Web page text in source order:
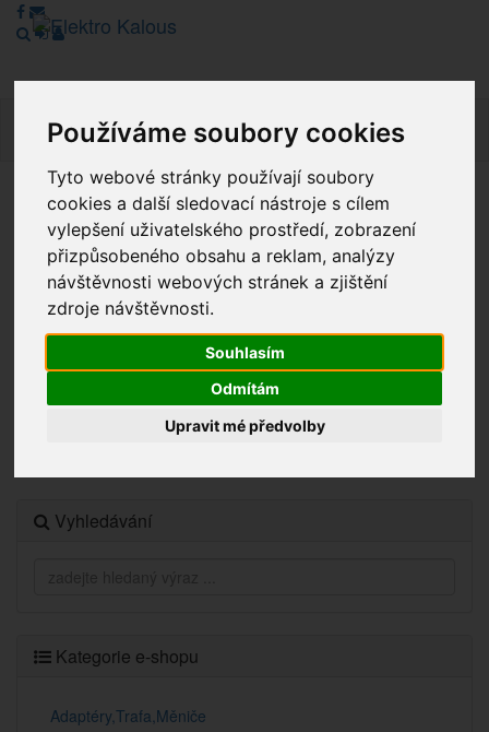
Používáme soubory cookies
Tyto webové stránky používají soubory
cookies a další sledovací nástroje s cílem
vylepšení uživatelského prostředí, zobrazení
přizpůsobeného obsahu a reklam, analýzy
návštěvnosti webových stránek a zjištění
zdroje návštěvnosti.
Souhlasím
Odmítám
Upravit mé předvolby
Vážení zákazníci, v tuto chvíli je Náš internetový obchod v
režimu Katalogu. Objednávky on-line nyní nelze vyřídit.
Děkujeme za pochopení.
Vyhledávání
Kategorie e-shopu
Adaptéry,Trafa,Měniče